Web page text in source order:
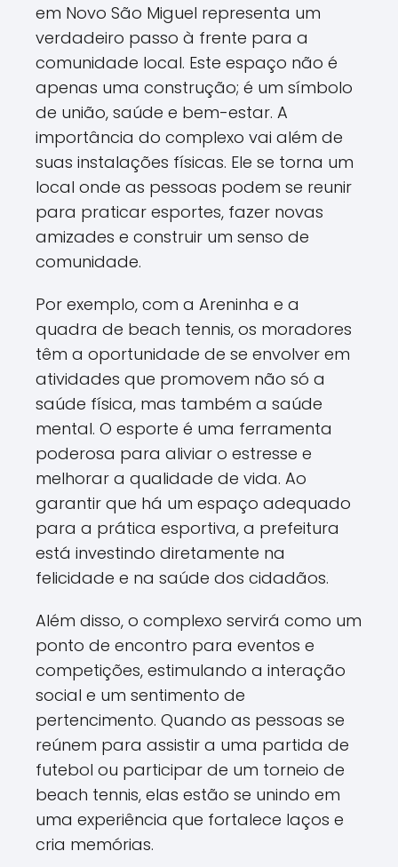
em Novo São Miguel representa um
verdadeiro passo à frente para a
comunidade local. Este espaço não é
apenas uma construção; é um símbolo
de união, saúde e bem-estar. A
importância do complexo vai além de
suas instalações físicas. Ele se torna um
local onde as pessoas podem se reunir
para praticar esportes, fazer novas
amizades e construir um senso de
comunidade.
Por exemplo, com a Areninha e a
quadra de beach tennis, os moradores
têm a oportunidade de se envolver em
atividades que promovem não só a
saúde física, mas também a saúde
mental. O esporte é uma ferramenta
poderosa para aliviar o estresse e
melhorar a qualidade de vida. Ao
garantir que há um espaço adequado
para a prática esportiva, a prefeitura
está investindo diretamente na
felicidade e na saúde dos cidadãos.
Além disso, o complexo servirá como um
ponto de encontro para eventos e
competições, estimulando a interação
social e um sentimento de
pertencimento. Quando as pessoas se
reúnem para assistir a uma partida de
futebol ou participar de um torneio de
beach tennis, elas estão se unindo em
uma experiência que fortalece laços e
cria memórias.